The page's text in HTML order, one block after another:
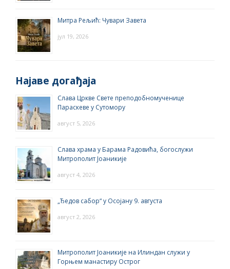
Митра Рељић: Чувари Завета
јул 19, 2026
Најаве догађаја
Слава Цркве Свете преподобномученице
Параскеве у Сутомору
август 5, 2026
Слава храма у Барама Радовића, богослужи
Митрополит Јоаникије
август 4, 2026
„Ђедов сабор“ у Осојану 9. августа
август 2, 2026
Митрополит Јоаникије на Илиндан служи у
Горњем манастиру Острог